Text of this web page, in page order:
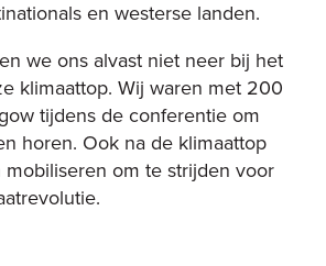
en westerse landen.
we ons alvast niet neer bij het
klimaattop. Wij waren met 200
tijdens de conferentie om
horen. Ook na de klimaattop
om te strijden voor